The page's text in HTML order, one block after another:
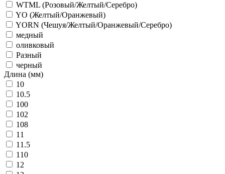
WTML (Розовый/Желтый/Серебро)
YO (Желтый/Оранжевый)
YORN (Чешуя/Желтый/Оранжевый/Серебро)
медный
оливковый
Разный
черный
Длина (мм)
10
10.5
100
102
108
11
11.5
110
12